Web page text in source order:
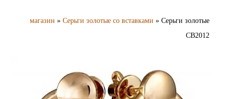
магазин » Серьги золотые со вставками » Серьги золотые
СВ2012